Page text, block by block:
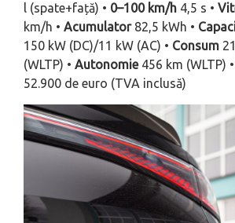
l (spate+față) • 0–100 km/h 4,5 s •
km/h • Acumulator82,5 kWh •
150 kW (DC)/11 kW (AC) • Consum
(WLTP) • Autonomie456 km (WLTP) •
52.900 de euro (TVA inclusă)